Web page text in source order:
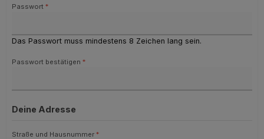
Passwort *
Das Passwort muss mindestens 8 Zeichen lang sein.
Passwort bestätigen *
Deine Adresse
Straße und Hausnummer *